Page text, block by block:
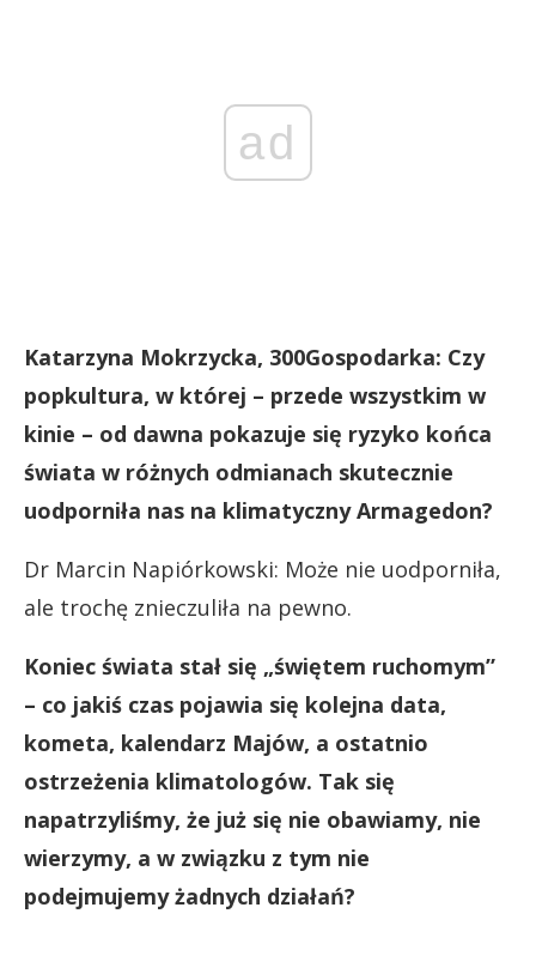
ad
Katarzyna Mokrzycka, 300Gospodarka: Czy
popkultura, w której – przede wszystkim w
kinie – od dawna pokazuje się ryzyko końca
świata w różnych odmianach skutecznie
uodporniła nas na klimatyczny Armagedon?
Dr Marcin Napiórkowski: Może nie uodporniła,
ale trochę znieczuliła na pewno.
Koniec świata stał się „świętem ruchomym”
– co jakiś czas pojawia się kolejna data,
kometa, kalendarz Majów, a ostatnio
ostrzeżenia klimatologów. Tak się
napatrzyliśmy, że już się nie obawiamy, nie
wierzymy, a w związku z tym nie
podejmujemy żadnych działań?